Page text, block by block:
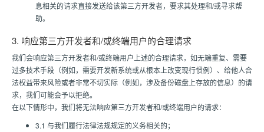
息相关的请求直接发送给该第三方开发者，要求其处理和/或寻求帮
助。
3. 响应第三方开发者和/或终端用户的合理请求
我们会响应第三方开发者和/或终端用户上述的合理请求，如无端重复、需要
过多技术手段（例如，需要开发新系统或从根本上改变现行惯例）、给他人合
法权益带来风险或者非常不切实际（例如，涉及备份磁盘上存放的信息）的请
求，我们可能会予以拒绝。
在以下情形中，我们将无法响应第三方开发者和/或终端用户的请求：
3.1 与我们履行法律法规规定的义务相关的；